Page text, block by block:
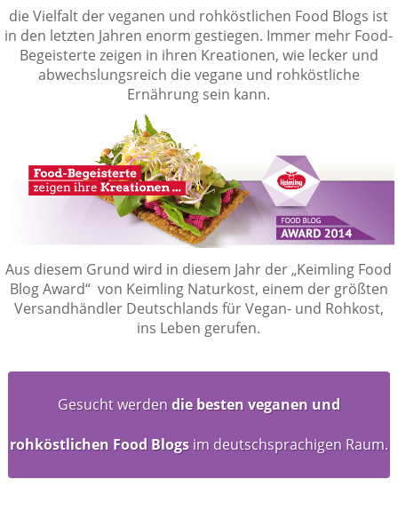
die Vielfalt der veganen und rohköstlichen Food Blogs ist
in den letzten Jahren enorm gestiegen. Immer mehr Food-
Begeisterte zeigen in ihren Kreationen, wie lecker und
abwechslungsreich die vegane und rohköstliche
Ernährung sein kann.
Aus diesem Grund wird in diesem Jahr der „Keimling Food
Blog Award“ von Keimling Naturkost, einem der größten
Versandhändler Deutschlands für Vegan- und Rohkost,
ins Leben gerufen.
Gesucht werdendie besten veganen und
rohköstlichen Food Blogsim deutschsprachigen Raum.